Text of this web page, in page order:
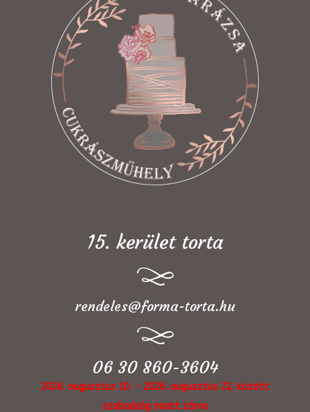
15. kerület torta
rendeles@forma-torta.hu
06 30 860-3604
2026. augusztus 10. - 2026. augusztus 22. között
szabadság miatt zárva